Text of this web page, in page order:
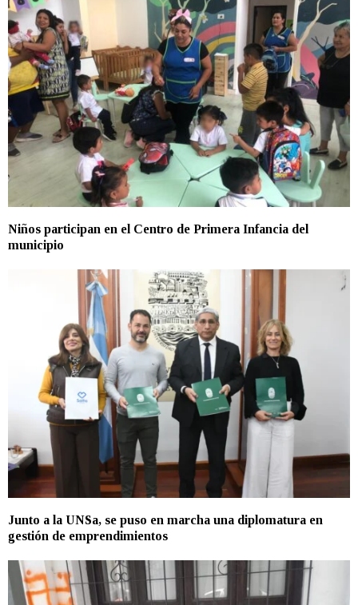
Niños participan en el Centro de Primera Infancia del
municipio
Junto a la UNSa, se puso en marcha una diplomatura en
gestión de emprendimientos